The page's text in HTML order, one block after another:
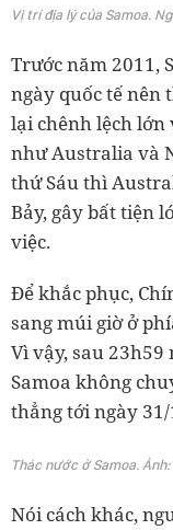
Vị trí địa lý của Samoa.
Trước năm 2011,
ngày quốc tế nên
lại chênh lệch lớn
như Australia và
thứ Sáu thì
Bảy, gây bất tiện
việc.
Để khắc phục,
sang múi giờ ở
Vì vậy, sau
Samoa không
thẳng tới ngày
Thác nước ở Samoa. Ảnh:
Nói cách khác,